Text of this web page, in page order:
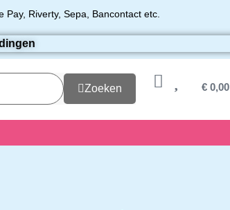
Riverty, Sepa, Bancontact etc.
Zoeken € 0,00